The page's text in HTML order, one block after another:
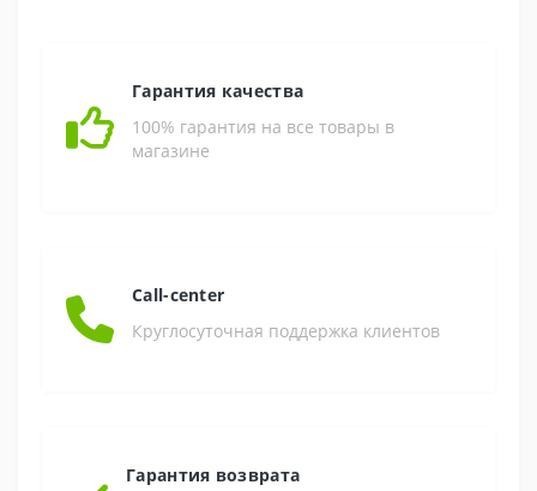
Гарантия качества
100% гарантия на все товары в
магазине
Call-center
Круглосуточная поддержка клиентов
Гарантия возврата